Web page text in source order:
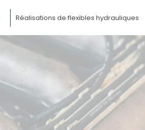
Réalisations de flexibles hydrauliques